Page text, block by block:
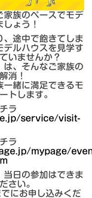
家族のペースでモデ
ょう！
、途中で飽きてしま
デルハウスを見学す
いませんか？
は、そんなご家族の
消！
一緒に満足できるモ
トします。
ラ
service/visit-
ラ
mypage/
日の参加はできま
さい。
にお申し込みくだ